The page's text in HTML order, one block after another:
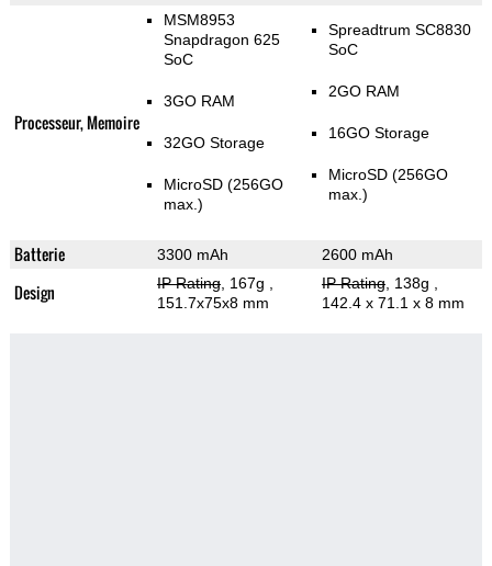
Processeur, Memoire
MSM8953
Snapdragon 625
SoC
3GO RAM
32GO Storage
MicroSD (256GO
max.)
Spreadtrum SC8830
SoC
2GO RAM
16GO Storage
MicroSD (256GO
max.)
Batterie 3300 mAh 2600 mAh
Design IP Rating, 167g
151.7x75x8 mm
IP Rating, 138g
142.4 x 71.1 x 8 mm